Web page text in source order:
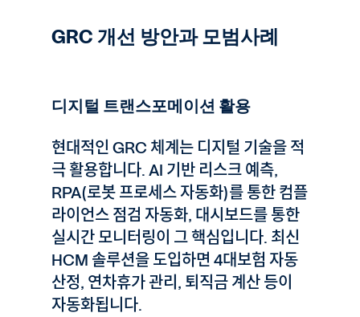
GRC 개선 방안과 모범사례
디지털 트랜스포메이션 활용
현대적인 GRC 체계는 디지털 기술을 적
극 활용합니다. AI 기반 리스크 예측,
RPA(로봇 프로세스 자동화)를 통한 컴플
라이언스 점검 자동화, 대시보드를 통한
실시간 모니터링이 그 핵심입니다. 최신
HCM 솔루션을 도입하면 4대보험 자동
산정, 연차휴가 관리, 퇴직금 계산 등이
자동화됩니다.